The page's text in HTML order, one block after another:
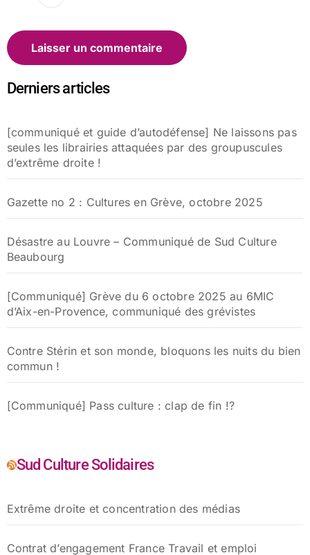
Derniers articles
[communiqué et guide d’autodéfense] Ne laissons pas
seules les librairies attaquées par des groupuscules
d’extrême droite !
Gazette no 2 : Cultures en Grève, octobre 2025
Désastre au Louvre – Communiqué de Sud Culture
Beaubourg
[Communiqué] Grève du 6 octobre 2025 au 6MIC
d’Aix-en-Provence, communiqué des grévistes
Contre Stérin et son monde, bloquons les nuits du bien
commun !
[Communiqué] Pass culture : clap de fin !?
Sud Culture Solidaires
Extrême droite et concentration des médias
Contrat d’engagement France Travail et emploi